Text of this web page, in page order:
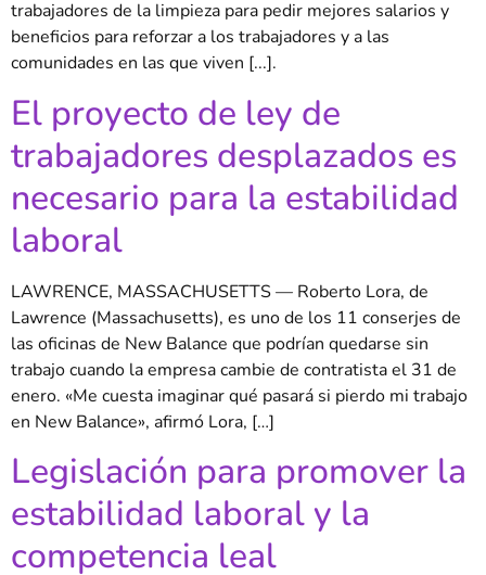
trabajadores de la limpieza para pedir mejores salarios y
beneficios para reforzar a los trabajadores y a las
comunidades en las que viven [...].
El proyecto de ley de
trabajadores desplazados es
necesario para la estabilidad
laboral
LAWRENCE, MASSACHUSETTS — Roberto Lora, de
Lawrence (Massachusetts), es uno de los 11 conserjes de
las oficinas de New Balance que podrían quedarse sin
trabajo cuando la empresa cambie de contratista el 31 de
enero. «Me cuesta imaginar qué pasará si pierdo mi trabajo
en New Balance», afirmó Lora, […]
Legislación para promover la
estabilidad laboral y la
competencia leal